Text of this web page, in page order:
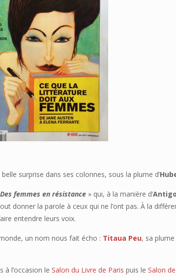
surprise dans ses colonnes, sous la plume d’
Des femmes en résistance » qui, à la manière d’
donner la parole à ceux qui ne l’ont pas. À la
entendre leurs voix.
un nom nous fait écho : Titaua Peu, sa
l’occasion le Salon du Livre de Paris puis le Salon